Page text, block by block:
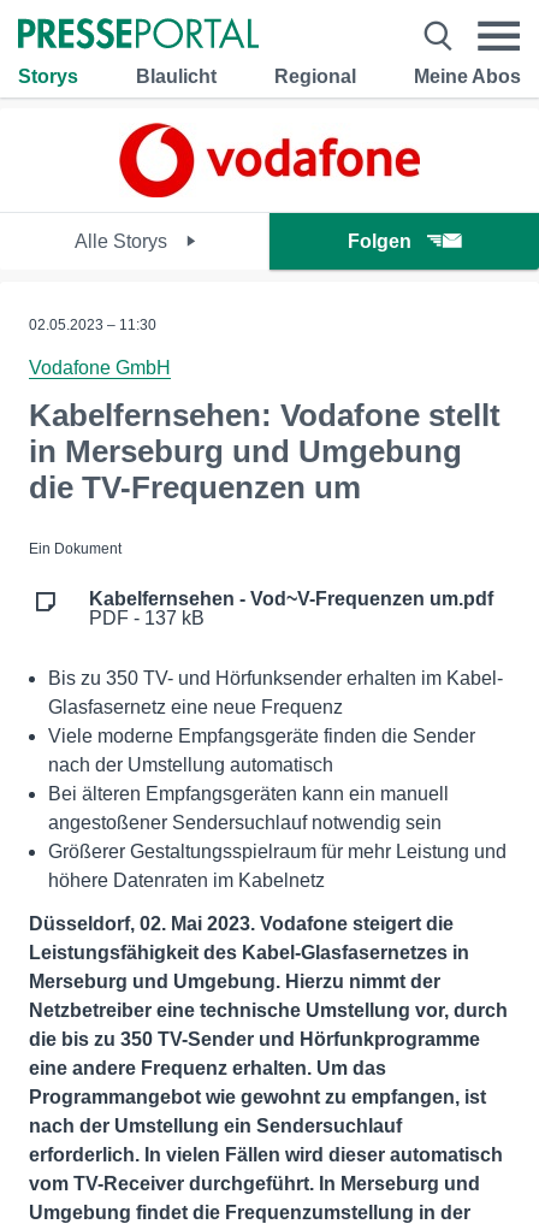
Storys Blaulicht Regional Meine Abos
Alle Storys Folgen
02.05.2023 – 11:30
Vodafone GmbH
Kabelfernsehen: Vodafone stellt
in Merseburg und Umgebung
die TV-Frequenzen um
Ein Dokument
Kabelfernsehen - Vod~V-Frequenzen um.pdf
PDF - 137 kB
Bis zu 350 TV- und Hörfunksender erhalten im Kabel-
Glasfasernetz eine neue Frequenz
Viele moderne Empfangsgeräte finden die Sender
nach der Umstellung automatisch
Bei älteren Empfangsgeräten kann ein manuell
angestoßener Sendersuchlauf notwendig sein
Größerer Gestaltungsspielraum für mehr Leistung und
höhere Datenraten im Kabelnetz
Düsseldorf, 02. Mai 2023. Vodafone steigert die
Leistungsfähigkeit des Kabel-Glasfasernetzes in
Merseburg und Umgebung. Hierzu nimmt der
Netzbetreiber eine technische Umstellung vor, durch
die bis zu 350 TV-Sender und Hörfunkprogramme
eine andere Frequenz erhalten. Um das
Programmangebot wie gewohnt zu empfangen, ist
nach der Umstellung ein Sendersuchlauf
erforderlich. In vielen Fällen wird dieser automatisch
vom TV-Receiver durchgeführt. In Merseburg und
Umgebung findet die Frequenzumstellung in der